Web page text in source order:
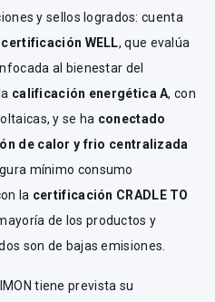
y sellos logrados: cuenta
certificación WELL, que evalúa
al bienestar del
calificación energética A, con
y se ha conectado
de calor y frio centralizada
mínimo consumo
la certificación CRADLE TO
de los productos y
son de bajas emisiones.
tiene prevista su